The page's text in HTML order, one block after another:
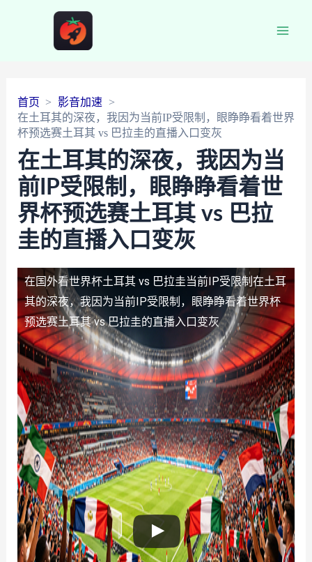
首页
影音加速
在土耳其的深夜，我因为当前IP受限制，眼睁睁看着世界
杯预选赛土耳其 vs 巴拉圭的直播入口变灰
在土耳其的深夜，我因为当
前IP受限制，眼睁睁看着世
界杯预选赛土耳其 vs 巴拉
圭的直播入口变灰
在国外看世界杯土耳其 vs 巴拉圭当前IP受限制 在土耳
其的深夜，我因为当前IP受限制，眼睁睁看着世界杯
预选赛土耳其 vs 巴拉圭的直播入口变灰